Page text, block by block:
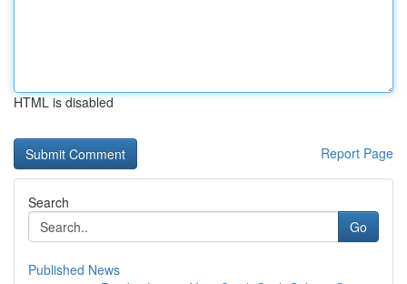
HTML is disabled
Report Page
Search
Go
Published News